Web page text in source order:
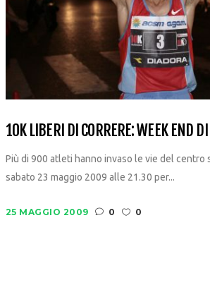
10K LIBERI DI CORRERE: WEEK END
Più di 900 atleti hanno invaso le vie del centro
sabato 23 maggio 2009 alle 21.30 per...
25 MAGGIO 2009 0 0